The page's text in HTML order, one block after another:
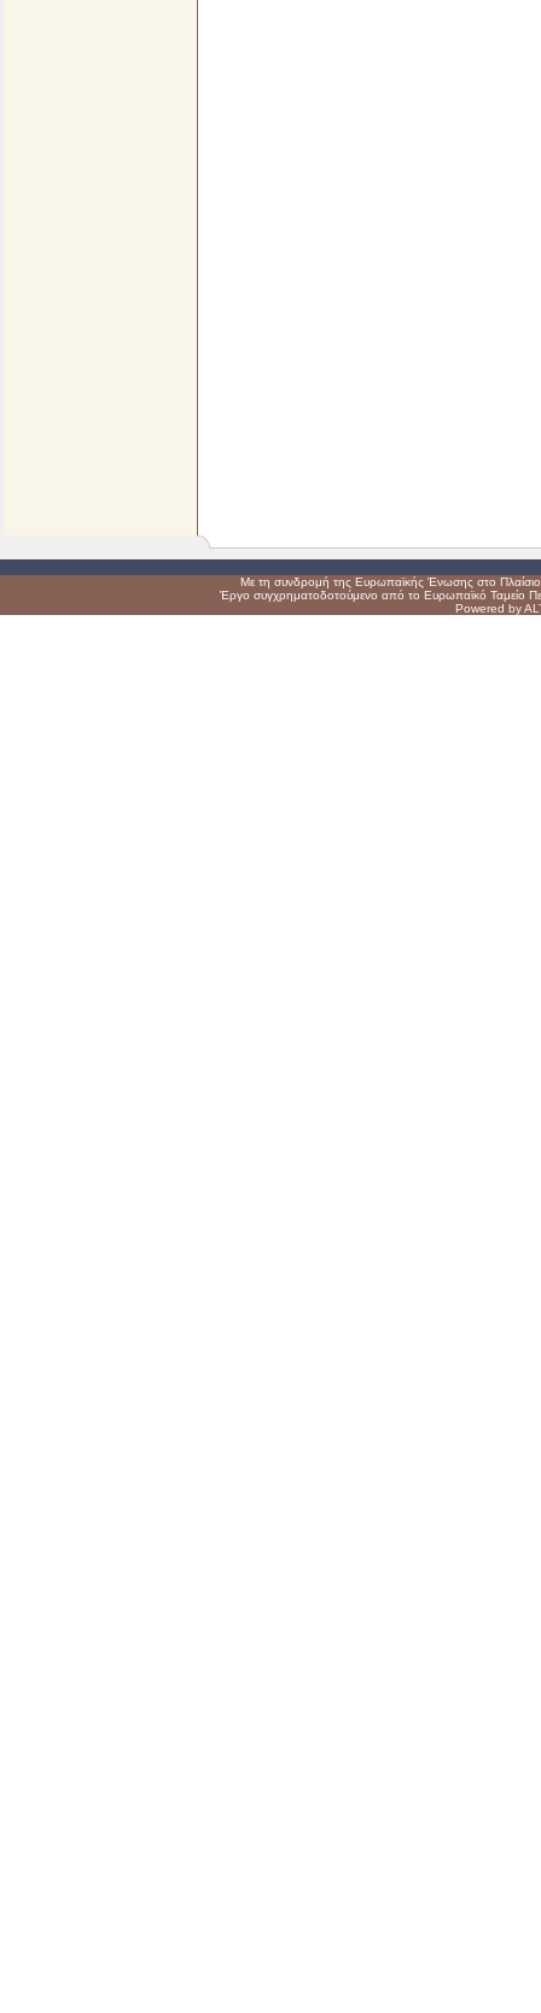
Με τη συνδρομή της Ευρωπαϊκής Ένωσης στο
Έργο συγχρηματοδοτούμενο από το Ευρωπαϊκό Ταμείο
Powered by